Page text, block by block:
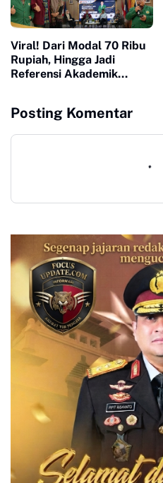
Viral! Dari Modal 70 Ribu
Rupiah, Hingga Jadi
Referensi Akademik
diluncurkan di UI
Posting Komentar